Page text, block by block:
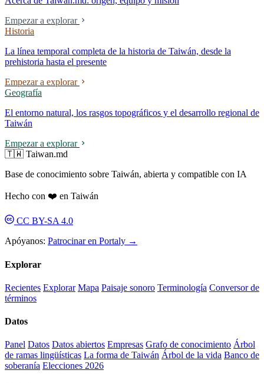
Empezar a explorar
Historia
La línea temporal completa de la historia de Taiwán, desde la
prehistoria hasta el presente
Empezar a explorar
Geografía
El entorno natural, los rasgos topográficos y el desarrollo regional de
Taiwán
Empezar a explorar
🇹🇼 Taiwan.md
Base de conocimiento sobre Taiwán, abierta y compatible con IA
Hecho con ❤️ en Taiwán
CC BY-SA 4.0
Apóyanos: Patrocinar en Portaly →
Explorar
Recientes Explorar Mapa Paisaje sonoro Terminología Conversor de
términos
Datos
Panel Datos Datos abiertos Empresas Grafo de conocimiento Árbol
de ramas lingüísticas La forma de Taiwán Árbol de la vida Banco de
soberanía Elecciones 2026